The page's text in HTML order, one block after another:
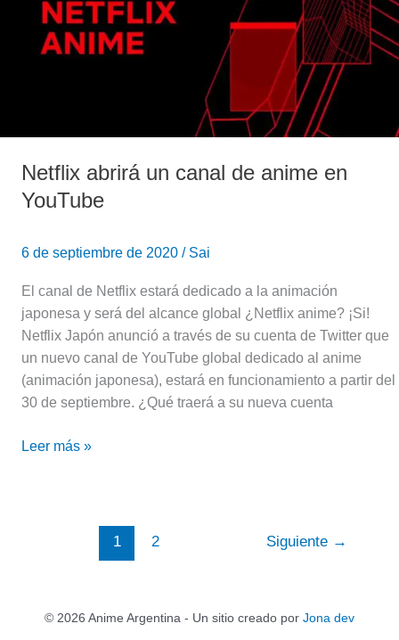
Netflix abrirá un canal de anime en
YouTube
6 de septiembre de 2020 / Sai
El canal de Netflix estará dedicado a la animación
japonesa y será del alcance global ¿Netflix anime? ¡Si!
Netflix Japón anunció a través de su cuenta de Twitter que
un nuevo canal de YouTube global dedicado al anime
(animación japonesa), estará en funcionamiento a partir del
30 de septiembre. ¿Qué traerá a su nueva cuenta
anime
Leer más »
1 2 Siguiente →
© 2026 Anime Argentina - Un sitio creado por Jona dev